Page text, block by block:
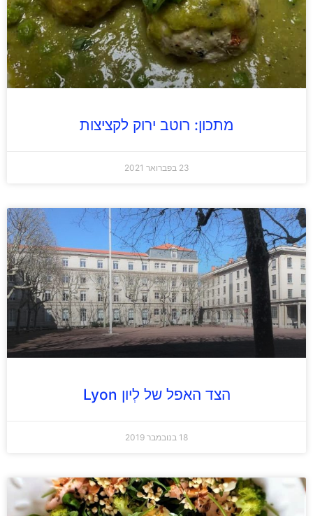
מתכון: רוטב ירוק לקציצות
23 בפברואר 2021
הצד האפל של לְיון Lyon
18 בנובמבר 2019